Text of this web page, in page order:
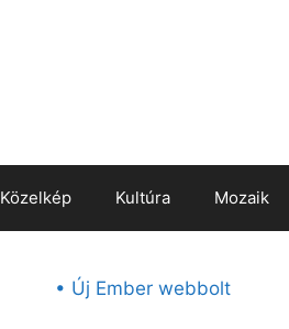
Közelkép Kultúra Mozaik
• Új Ember webbolt